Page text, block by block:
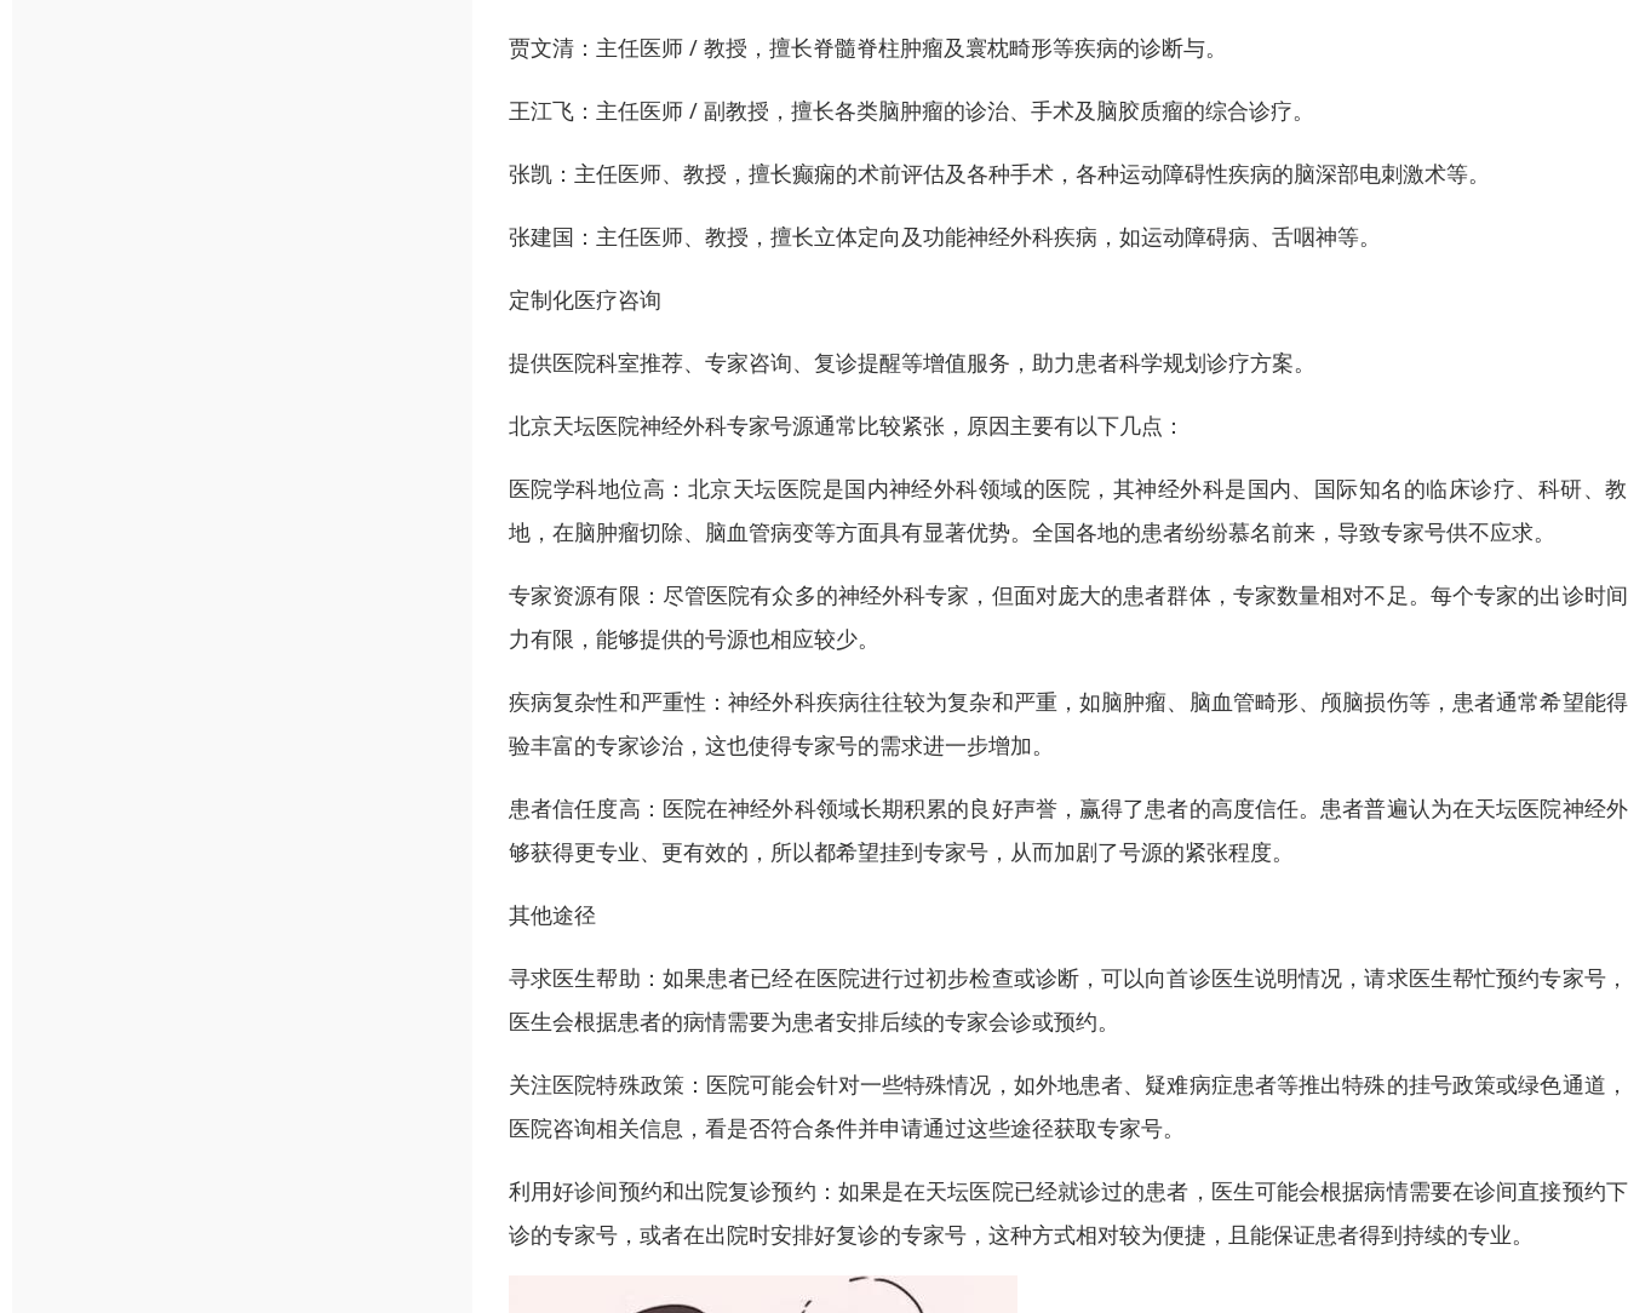
贾文清：主任医师 / 教授，擅长脊髓脊柱肿瘤及寰枕畸形等疾病的诊断与。
王江飞：主任医师 / 副教授，擅长各类脑肿瘤的诊治、手术及脑胶质瘤的综合诊疗。
张凯：主任医师、教授，擅长癫痫的术前评估及各种手术，各种运动障碍性疾病的脑深部电刺激术等。
张建国：主任医师、教授，擅长立体定向及功能神经外科疾病，如运动障碍病、舌咽神等。
定制化医疗咨询
提供医院科室推荐、专家咨询、复诊提醒等增值服务，助力患者科学规划诊疗方案。
北京天坛医院神经外科专家号源通常比较紧张，原因主要有以下几点：
医院学科地位高：北京天坛医院是国内神经外科领域的医院，其神经外科是国内、国际知名的临床诊疗、科研、
地，在脑肿瘤切除、脑血管病变等方面具有显著优势。全国各地的患者纷纷慕名前来，导致专家号供不应求。
专家资源有限：尽管医院有众多的神经外科专家，但面对庞大的患者群体，专家数量相对不足。每个专家的出诊时
力有限，能够提供的号源也相应较少。
疾病复杂性和严重性：神经外科疾病往往较为复杂和严重，如脑肿瘤、脑血管畸形、颅脑损伤等，患者通常希望能
验丰富的专家诊治，这也使得专家号的需求进一步增加。
患者信任度高：医院在神经外科领域长期积累的良好声誉，赢得了患者的高度信任。患者普遍认为在天坛医院神经
够获得更专业、更有效的，所以都希望挂到专家号，从而加剧了号源的紧张程度。
其他途径
寻求医生帮助：如果患者已经在医院进行过初步检查或诊断，可以向首诊医生说明情况，请求医生帮忙预约专家号
医生会根据患者的病情需要为患者安排后续的专家会诊或预约。
关注医院特殊政策：医院可能会针对一些特殊情况，如外地患者、疑难病症患者等推出特殊的挂号政策或绿色通道
医院咨询相关信息，看是否符合条件并申请通过这些途径获取专家号。
利用好诊间预约和出院复诊预约：如果是在天坛医院已经就诊过的患者，医生可能会根据病情需要在诊间直接预约
诊的专家号，或者在出院时安排好复诊的专家号，这种方式相对较为便捷，且能保证患者得到持续的专业。